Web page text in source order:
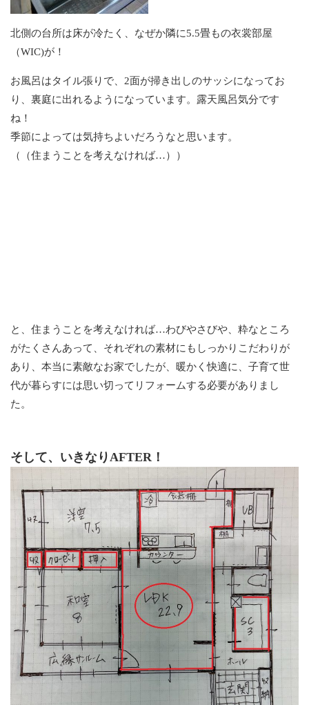
北側の台所は床が冷たく、なぜか隣に5.5畳もの衣裳部屋
（WIC)が！
お風呂はタイル張りで、2面が掃き出しのサッシになってお
り、裏庭に出れるようになっています。露天風呂気分です
ね！
季節によっては気持ちよいだろうなと思います。
（（住まうことを考えなければ…））
と、住まうことを考えなければ…わびやさびや、粋なところ
がたくさんあって、それぞれの素材にもしっかりこだわりが
あり、本当に素敵なお家でしたが、暖かく快適に、子育て世
代が暮らすには思い切ってリフォームする必要がありまし
た。
そして、いきなりAFTER！